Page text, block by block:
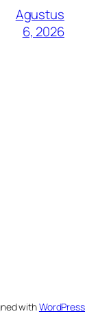
Agustus
6, 2026
withWordPress